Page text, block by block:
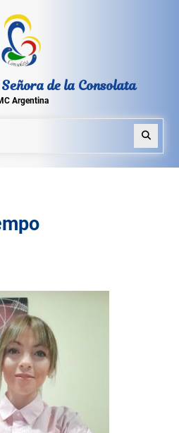
de la Consolata
Argentina
Search